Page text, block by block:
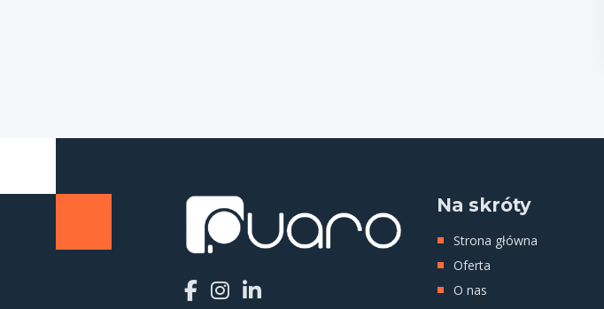
Na skróty
Strona główna
Oferta
O nas